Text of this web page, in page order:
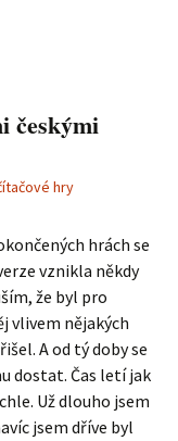
českými
hry
hrách se
vznikla někdy
že byl pro
vlivem nějakých
A od tý doby se
dostat. Čas letí jak
Už dlouho jsem
jsem dříve byl